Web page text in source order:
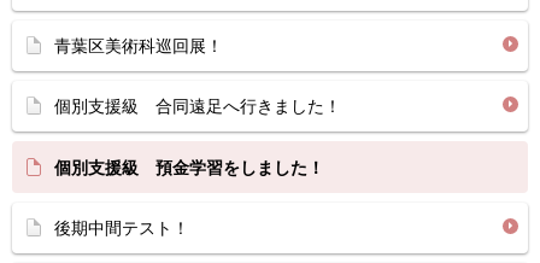
青葉区美術科巡回展！
個別支援級 合同遠足へ行きました！
個別支援級 預金学習をしました！
後期中間テスト！